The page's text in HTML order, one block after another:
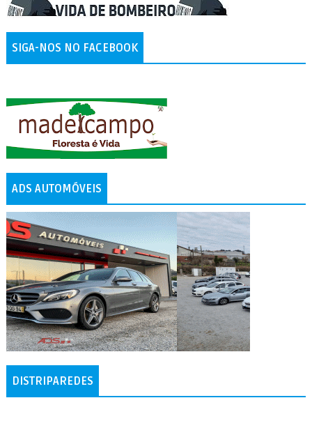
SIGA-NOS NO FACEBOOK
ADS AUTOMÓVEIS
DISTRIPAREDES